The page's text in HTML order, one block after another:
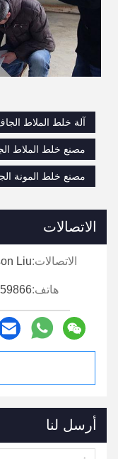
آلة خلط الملاط
مصنع خلط الملاط
مصنع خلط المونة
الاتصالات
الاتصالات:Liu
هاتف:
أرسل لنا